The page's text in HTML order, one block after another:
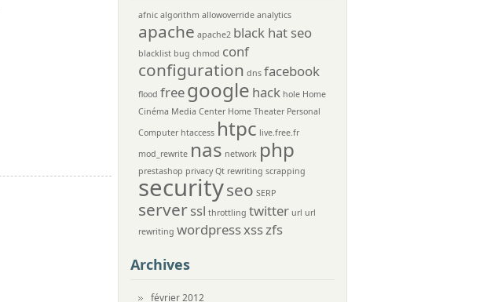
afnic algorithm allowoverride analytics
apache apache2 black hat seo
blacklist bug chmod conf
configuration dns facebook
flood freegoogle hack hole Home
Cinéma Media Center Home Theater Personal
Computer htaccess htpc live.free.fr
mod_rewrite nas network php
prestashop privacy Qt rewriting scrapping
securityseo SERP
serverssl throttling twitter url url
rewriting wordpressxsszfs
Archives
février 2012